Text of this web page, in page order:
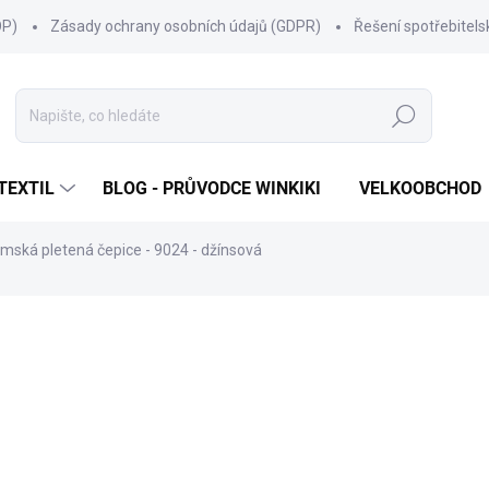
Zásady ochrany osobních údajů (GDPR) Řešení
Hledat
BLOG - PRŮVODCE WINKIKI VELKOOBCHOD
pletená čepice - 9024 - džínsová